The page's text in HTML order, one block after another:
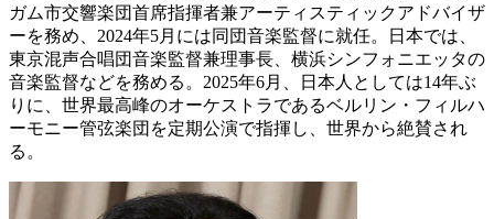
ガム市交響楽団首席指揮者兼アーティスティックアドバイザ
ーを務め、2024年5月には同団音楽監督に就任。日本では、
東京混声合唱団音楽監督兼理事長、横浜シンフォニエッタの
音楽監督などを務める。2025年6月、日本人としては14年ぶ
りに、世界最高峰のオーケストラであるベルリン・フィルハ
ーモニー管弦楽団を定期公演で指揮し、世界から絶賛され
る。